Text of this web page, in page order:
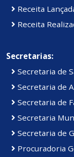
Receita
Receita
Secretarias:
Secretaria de
Secretaria de
Secretaria de
Secretaria
Secretaria de
Procuradoria